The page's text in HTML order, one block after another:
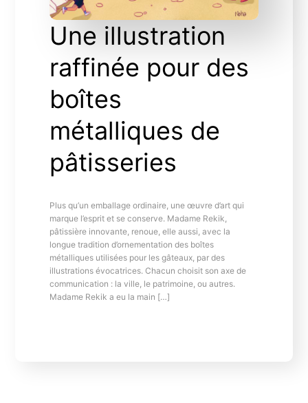
Une illustration
raffinée pour des
boîtes
métalliques de
pâtisseries
Plus qu’un emballage ordinaire, une œuvre d’art qui
marque l’esprit et se conserve. Madame Rekik,
pâtissière innovante, renoue, elle aussi, avec la
longue tradition d’ornementation des boîtes
métalliques utilisées pour les gâteaux, par des
illustrations évocatrices. Chacun choisit son axe de
communication : la ville, le patrimoine, ou autres.
Madame Rekik a eu la main […]